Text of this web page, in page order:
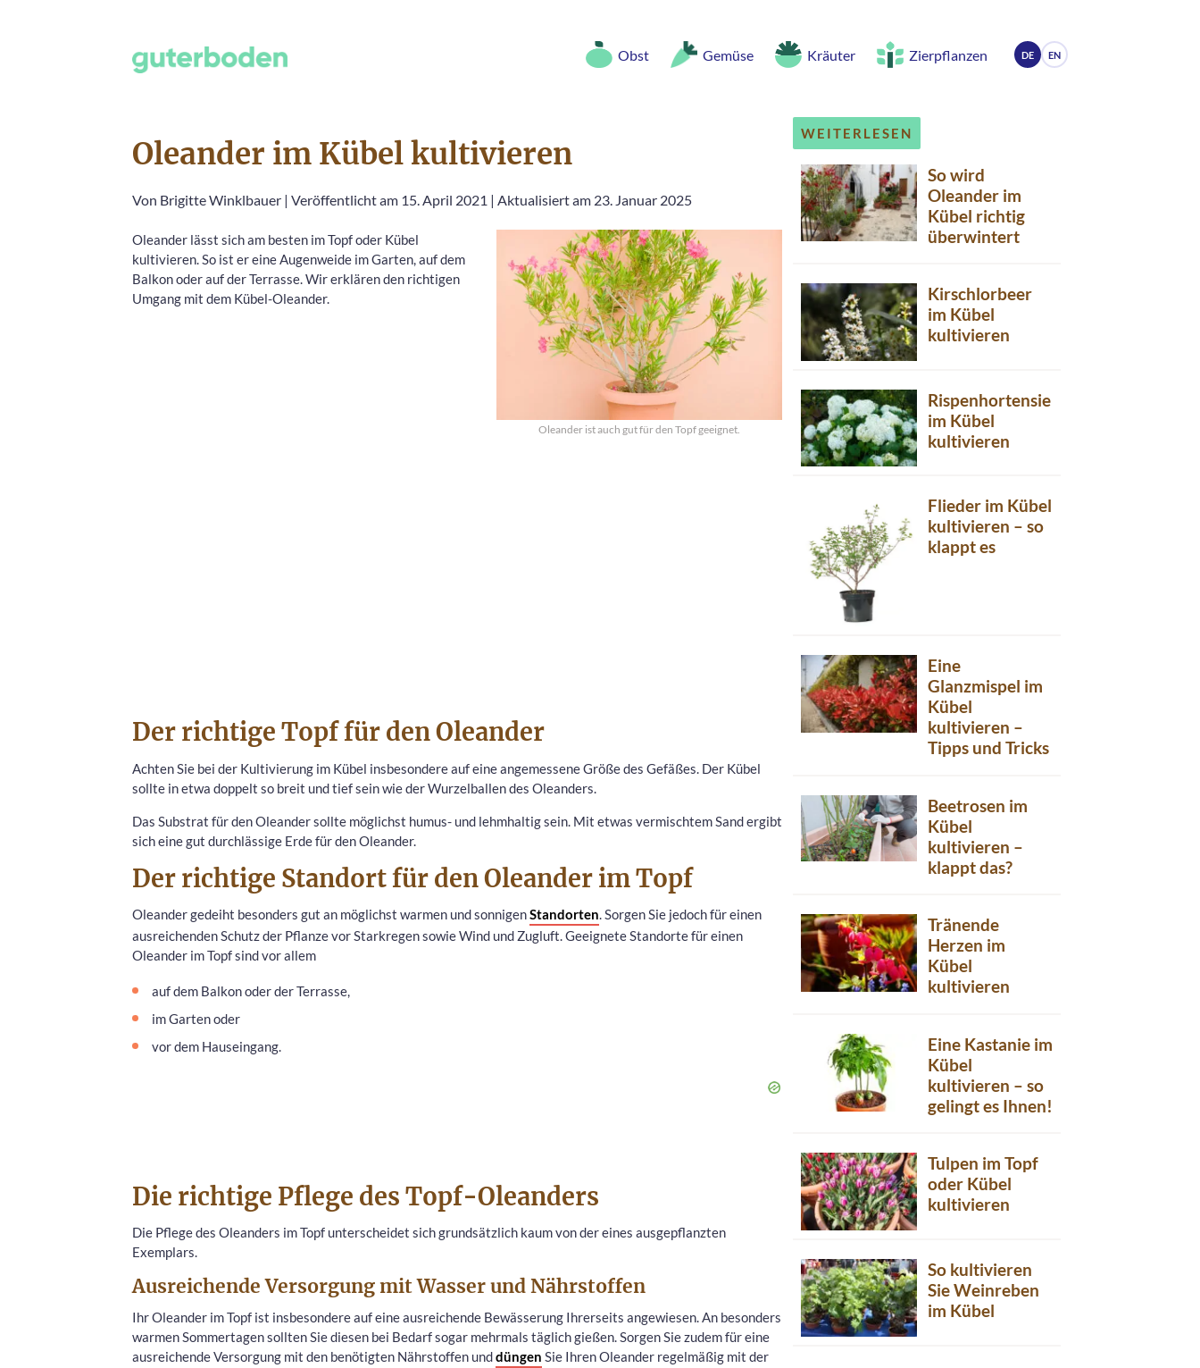
Obst Gemüse Kräuter Zierpflanzen DE EN
Oleander im Kübel kultivieren
Von Brigitte Winklbauer | Veröffentlicht am 15. April 2021 | Aktualisiert am 23. Januar 2025
Oleander ist auch gut für den Topf geeignet.
Oleander lässt sich am besten im Topf oder Kübel
kultivieren. So ist er eine Augenweide im Garten, auf dem
Balkon oder auf der Terrasse. Wir erklären den richtigen
Umgang mit dem Kübel-Oleander.
Der richtige Topf für den Oleander
Achten Sie bei der Kultivierung im Kübel insbesondere auf eine angemessene Größe des Gefäßes. Der Kübel
sollte in etwa doppelt so breit und tief sein wie der Wurzelballen des Oleanders.
Das Substrat für den Oleander sollte möglichst humus- und lehmhaltig sein. Mit etwas vermischtem Sand ergibt
sich eine gut durchlässige Erde für den Oleander.
Der richtige Standort für den Oleander im Topf
Oleander gedeiht besonders gut an möglichst warmen und sonnigenStandorten. Sorgen Sie jedoch für einen
ausreichenden Schutz der Pflanze vor Starkregen sowie Wind und Zugluft. Geeignete Standorte für einen
Oleander im Topf sind vor allem
auf dem Balkon oder der Terrasse,
im Garten oder
vor dem Hauseingang.
Die richtige Pflege des Topf-Oleanders
Die Pflege des Oleanders im Topf unterscheidet sich grundsätzlich kaum von der eines ausgepflanzten
Exemplars.
Ausreichende Versorgung mit Wasser und Nährstoffen
Ihr Oleander im Topf ist insbesondere auf eine ausreichende Bewässerung Ihrerseits angewiesen. An besonders
warmen Sommertagen sollten Sie diesen bei Bedarf sogar mehrmals täglich gießen. Sorgen Sie zudem für eine
ausreichende Versorgung mit den benötigten Nährstoffen unddüngen Sie Ihren Oleander regelmäßig mit der
WEITERLESEN
So wird
Oleander im
Kübel richtig
überwintert
Kirschlorbeer
im Kübel
kultivieren
Rispenhortensie
im Kübel
kultivieren
Flieder im Kübel
kultivieren – so
klappt es
Eine
Glanzmispel im
Kübel
kultivieren –
Tipps und Tricks
Beetrosen im
Kübel
kultivieren –
klappt das?
Tränende
Herzen im
Kübel
kultivieren
Eine Kastanie im
Kübel
kultivieren – so
gelingt es Ihnen!
Tulpen im Topf
oder Kübel
kultivieren
So kultivieren
Sie Weinreben
im Kübel